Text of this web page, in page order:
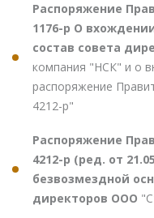
Распоряжение
1176-р О
состав совета
компания "НСК" и о
распоряжение
4212-р"
Распоряжение
4212-р (ред. от
безвозмездной
директоров ООО